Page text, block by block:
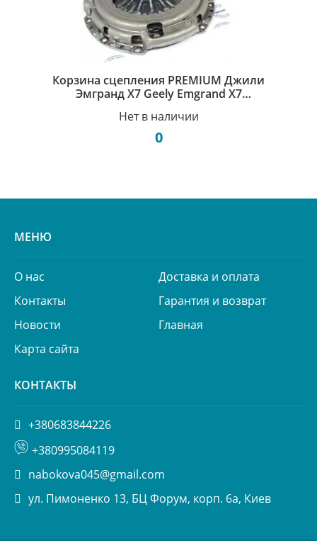
Корзина сцепления PREMIUM Джили
Эмгранд Х7 Geely Emgrand X7
Нет в наличии
0
МЕНЮ
О нас
Доставка и оплата
Контакты
Гарантия и возврат
Новости
Главная
Карта сайта
КОНТАКТЫ
+380683844226
+380995084119
nabokova045@gmail.com
ул. Пимоненко 13, БЦ Форум, корп. 6а, Киев